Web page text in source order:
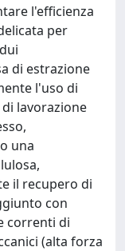
l'efficienza
per
di estrazione
l'uso di
lavorazione
una
il recupero di
con
correnti di
(alta forza